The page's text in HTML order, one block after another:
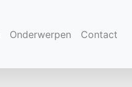
(current)
Onderwerpen Contact